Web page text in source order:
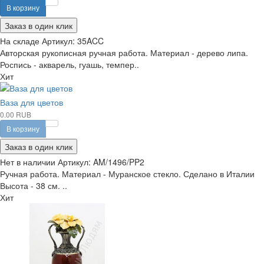
В корзину
Заказ в один клик
На складе Артикул: 35ACC
Авторская рукописная ручная работа. Материал - дерево липа.
Роспись - акварель, гуашь, темпер..
Хит
Ваза для цветов
0.00 RUB
В корзину
Заказ в один клик
Нет в наличии Артикул: AM/1496/PP2
Ручная работа. Материал - Муранское стекло. Сделано в Италии
Высота - 38 см. ..
Хит